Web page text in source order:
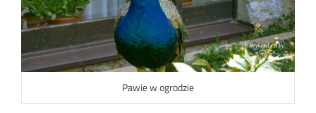
Pawie w ogrodzie